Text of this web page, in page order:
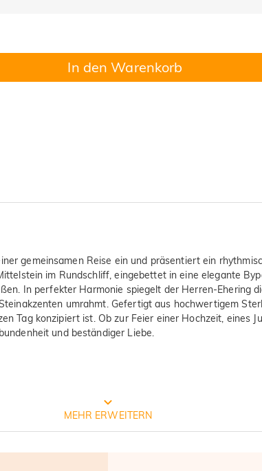
In den Warenkorb
gemeinsamen Reise ein und präsentiert ein
im Rundschliff, eingebettet in eine elegante
In perfekter Harmonie spiegelt der Herren-Ehering
umrahmt. Gefertigt aus hochwertigem
Tag konzipiert ist. Ob zur Feier einer Hochzeit, eines
und beständiger Liebe.
der Schmuckherstellung
MEHR ERWEITERN